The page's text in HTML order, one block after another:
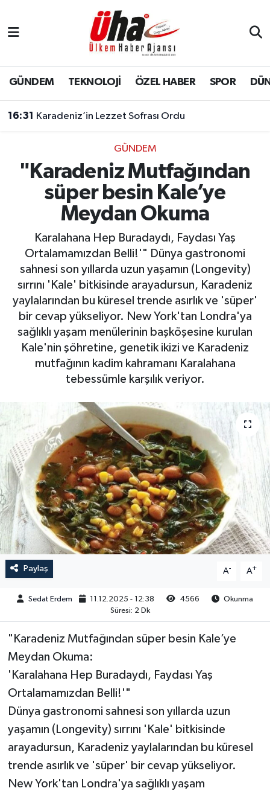
GÜNDEM TEKNOLOJİ ÖZEL HABER SPOR
16:31 Karadeniz’in Lezzet Sofrası Ordu
GÜNDEM
"Karadeniz Mutfağından
süper besin Kale’ye
Meydan Okuma
Karalahana Hep Buradaydı, Faydası Yaş
Ortalamamızdan Belli!'" Dünya gastronomi
sahnesi son yıllarda uzun yaşamın (Longevity)
sırrını 'Kale' bitkisinde arayadursun, Karadeniz
yaylalarından bu küresel trende asırlık ve 'süper'
bir cevap yükseliyor. New York'tan Londra'ya
sağlıklı yaşam menülerinin başköşesine kurulan
Kale'nin şöhretine, genetik ikizi ve Karadeniz
mutfağının kadim kahramanı Karalahana
tebessümle karşılık veriyor.
Paylaş A- A+
Sedat Erdem 11.12.2025 - 12:38 4566
Okunma
Süresi: 2 Dk
"Karadeniz Mutfağından süper besin Kale’ye
Meydan Okuma:
'Karalahana Hep Buradaydı, Faydası Yaş
Ortalamamızdan Belli!'"
Dünya gastronomi sahnesi son yıllarda uzun
yaşamın (Longevity) sırrını 'Kale' bitkisinde
arayadursun, Karadeniz yaylalarından bu küresel
trende asırlık ve 'süper' bir cevap yükseliyor.
New York'tan Londra'ya sağlıklı yaşam
İstanbul Nöbetçi Eczaneler
İstanbul Hava Durumu
Süper Lig Puan Durumu ve Fikstür
Tüm Manşetler